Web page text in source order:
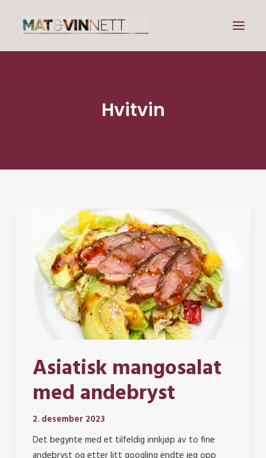
Om vin
Search
Hvitvin
Asiatisk mangosalat
med andebryst
2. desember 2023
Det begynte med et tilfeldig innkjøp av to fine